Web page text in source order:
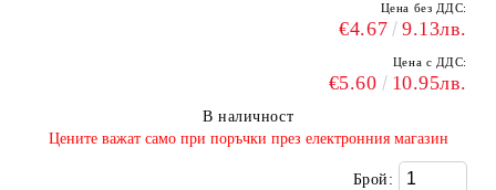
Цена без ДДС:
€4.67 9.13лв.
Цена с ДДС:
€5.60 10.95лв.
В наличност
​Цените важат само при поръчки през електронния магазин
Брой: